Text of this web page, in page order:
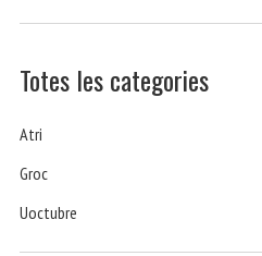
Totes les categories
Atri
Groc
Uoctubre